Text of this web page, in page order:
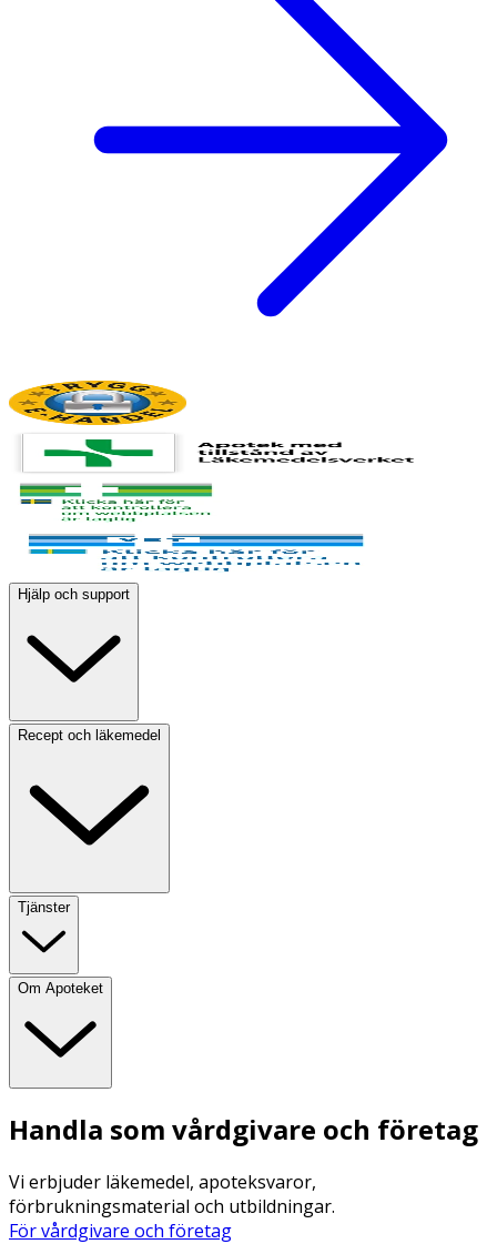
Hjälp och support
Recept och läkemedel
Tjänster
Om Apoteket
Handla som vårdgivare och företag
Vi erbjuder läkemedel, apoteksvaror,
förbrukningsmaterial och utbildningar.
För vårdgivare och företag